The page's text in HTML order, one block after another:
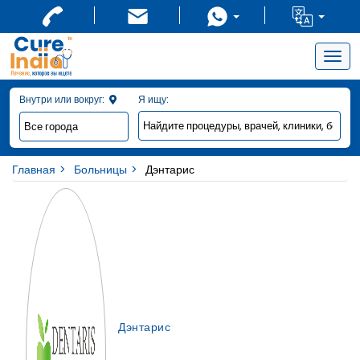
Внутри или вокруг:
Я ищу:
Главная Больницы Дэнтарис
Дэнтарис